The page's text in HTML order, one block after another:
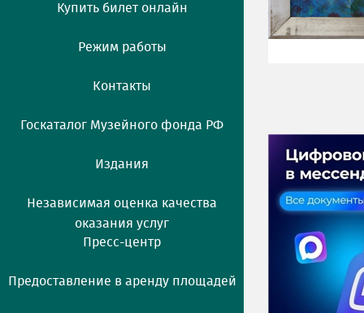
Купить билет онлайн
Режим работы
Контакты
Госкаталог Музейного фонда РФ
Издания
Независимая оценка качества
оказания услуг
Пресс-центр
Предоставление в аренду площадей